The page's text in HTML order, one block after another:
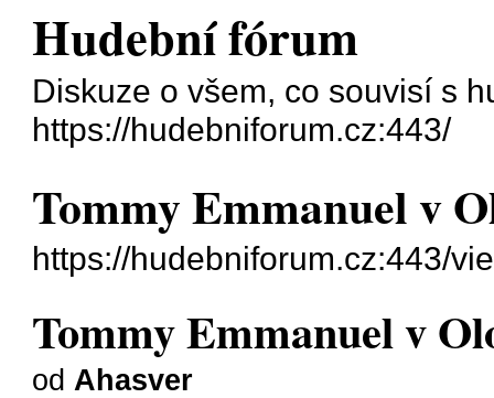
Hudební fórum
Diskuze o všem, co souvisí s
https://hudebniforum.cz:443/
Tommy Emmanuel v
https://hudebniforum.cz:443/
Tommy Emmanuel v
od Ahasver